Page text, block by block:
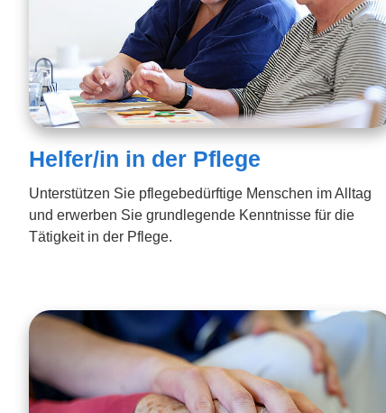
Helfer/in in der Pflege
Unterstützen Sie pflegebedürftige Menschen im Alltag
und erwerben Sie grundlegende Kenntnisse für die
Tätigkeit in der Pflege.